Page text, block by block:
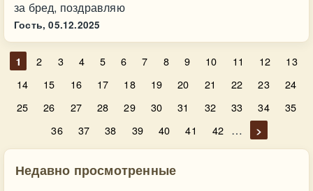
за бред, поздравляю
Гость, 05.12.2025
1 2 3 4 5 6 7 8 9 10 11 12
13
14
15 16 17 18 19 20 21 22 23
24
25
26 27 28 29 30 31 32 33 34
35
36
37 38 39 40 41 42 … >
Недавно просмотренные